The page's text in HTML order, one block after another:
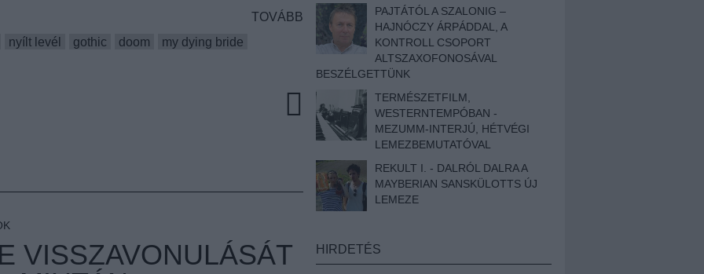
TOVÁBB
nyílt levél gothic doom
my dying bride
VISSZAVONULÁSÁT
PAJTÁTÓL A SZALONIG –
HAJNÓCZY ÁRPÁDDAL, A
KONTROLL CSOPORT
ALTSZAXOFONOSÁVAL
BESZÉLGETTÜNK
TERMÉSZETFILM,
WESTERNTEMPÓBAN -
MEZUMM-INTERJÚ, HÉTVÉGI
LEMEZBEMUTATÓVAL
REKULT I. - DALRÓL DALRA A
MAYBERIAN SANSKÜLOTTS ÚJ
LEMEZE
HIRDETÉS